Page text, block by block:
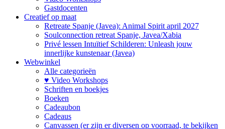
Gastdocenten
Creatief op maat
Retreate Spanje (Javea): Animal Spirit april 2027
Soulconnection retreat Spanje, Javea/Xabia
Privé lessen Intuïtief Schilderen: Unleash jouw
innerlijke kunstenaar (Javea)
Webwinkel
Alle categorieën
♥ Video Workshops
Schriften en boekjes
Boeken
Cadeaubon
Cadeaus
Canvassen (er zijn er diversen op voorraad, te bekijken